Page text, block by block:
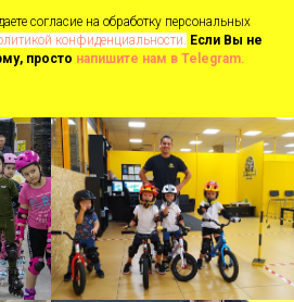
согласие на обработку персональных
конфиденциальности. Если Вы не
просто напишите нам в Telegram.